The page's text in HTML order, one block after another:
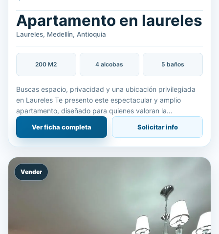
Apartamento en laureles
Laureles, Medellín, Antioquia
200 M2 4 alcobas 5 baños
Buscas espacio, privacidad y una ubicación privilegiada
en Laureles Te presento este espectacular y amplio
apartamento, diseñado para quienes valoran la
exclusividad de vivir en un apartamento por piso. Ubicado
en un sec
Ver ficha completa Solicitar info
Vender